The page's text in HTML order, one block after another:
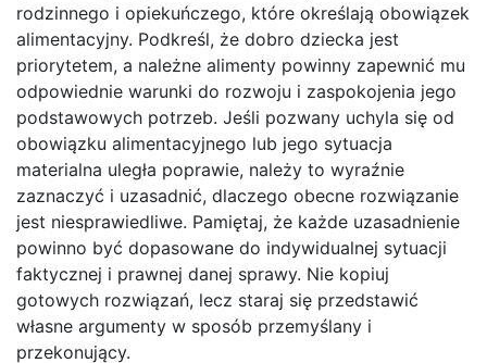
rodzinnego i opiekuńczego, które określają obowiązek
alimentacyjny. Podkreśl, że dobro dziecka jest
priorytetem, a należne alimenty powinny zapewnić mu
odpowiednie warunki do rozwoju i zaspokojenia jego
podstawowych potrzeb. Jeśli pozwany uchyla się od
obowiązku alimentacyjnego lub jego sytuacja
materialna uległa poprawie, należy to wyraźnie
zaznaczyć i uzasadnić, dlaczego obecne rozwiązanie
jest niesprawiedliwe. Pamiętaj, że każde uzasadnienie
powinno być dopasowane do indywidualnej sytuacji
faktycznej i prawnej danej sprawy. Nie kopiuj
gotowych rozwiązań, lecz staraj się przedstawić
własne argumenty w sposób przemyślany i
przekonujący.